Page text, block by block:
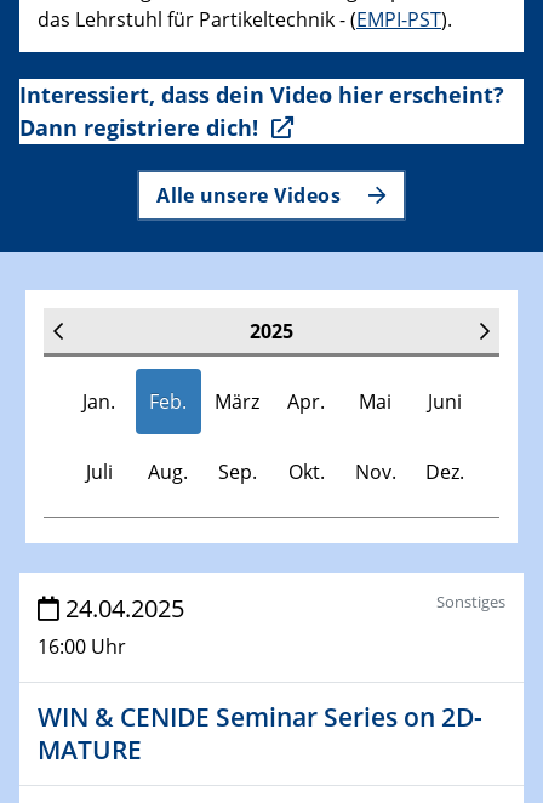
das Lehrstuhl für Partikeltechnik - (EMPI-PST).
Interessiert, dass dein Video hier erscheint?
Dann registriere dich!
Alle unsere Videos
2025
Jan. Feb. März Apr. Mai Juni
Juli Aug. Sep. Okt. Nov. Dez.
Veranstaltungen
30.11.-0001 - 06.02.2025
SFB/TRR 247 Seminar
08.01.2025
24.04.2025
16:00 Uhr
Sonstiges
WIN & CENIDE Seminar Series on 2D-
MATURE